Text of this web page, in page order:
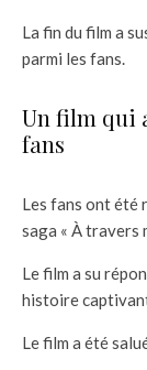
La fin du film a
parmi les fans.
Un film qui
fans
Les fans ont été
saga « À travers
Le film a su
histoire
Le film a été